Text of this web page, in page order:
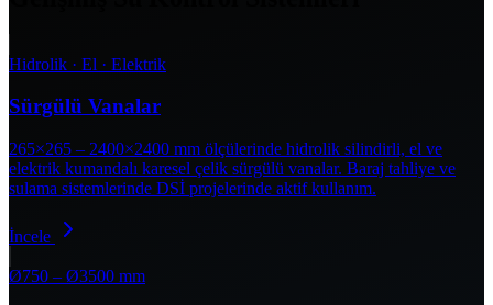
Hidrolik · El · Elektrik
Sürgülü Vanalar
265×265 – 2400×2400 mm ölçülerinde hidrolik silindirli, el ve
elektrik kumandalı karesel çelik sürgülü vanalar. Baraj tahliye ve
sulama sistemlerinde DSİ projelerinde aktif kullanım.
İncele
Ø750 – Ø3500 mm